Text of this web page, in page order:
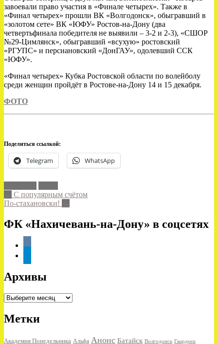
завоевали право участия в «Финале четырех». Также в
«Финал четырех» прошли ВК «Волгодонск», обыгравший в
«золотом сете» ВК «ЮФУ» Ростов-на-Дону (два
четвертьфинала победителя не выявили – 3-2 и 2-3), «СШОР
№29-Цимлянск», обыгравший «всухую» ростовский
«РГУПС» и персиановский «ДонГАУ», одолевший ССК
«ЮФУ».
«Финал четырех» Кубка Ростовской области по волейболу
среди женщин пройдёт в Ростове-на-Дону 14 и 15 декабря.
ФОТО
Поделиться ссылкой:
Telegram WhatsApp
Post
navigation
С популярным счётом
По-стахановски!
ФК «Нахичевань-на-Дону» в соцсетях
Архивы
Архивы
Метки
Академия Понедельника Альфа Анонс Батайск Волгодонск Гвардеец